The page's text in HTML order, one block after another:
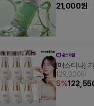
21,000원
[매스티나]
129,000원
5%